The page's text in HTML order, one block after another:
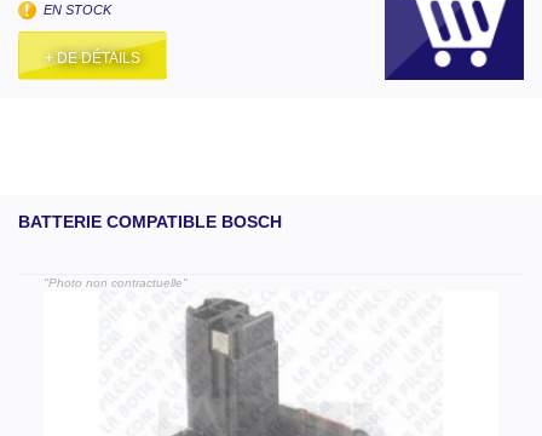
EN STOCK
+ DE DÉTAILS
BATTERIE COMPATIBLE BOSCH
"Photo non contractuelle"